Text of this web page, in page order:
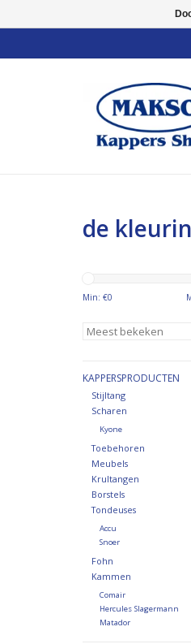
de
Min: €0
KAPPERSPRODUCTEN
Stijltang
Scharen
Kyone
Toebehoren
Meubels
Krultangen
Borstels
Tondeuses
Accu
Snoer
Fohn
Kammen
Comair
Hercules Slagermann
Matador